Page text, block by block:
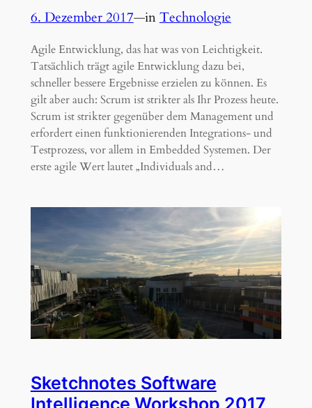
6. Dezember 2017—inTechnologie
Agile Entwicklung, das hat was von Leichtigkeit.
Tatsächlich trägt agile Entwicklung dazu bei,
schneller bessere Ergebnisse erzielen zu können. Es
gilt aber auch: Scrum ist strikter als Ihr Prozess heute.
Scrum ist strikter gegenüber dem Management und
erfordert einen funktionierenden Integrations- und
Testprozess, vor allem in Embedded Systemen. Der
erste agile Wert lautet „Individuals and…
Sketchnotes Software